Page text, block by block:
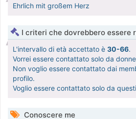
Ehrlich mit großem Herz
I criteri che dovrebbero essere
L'intervallo di età accettato è 30-66.
Vorrei essere contattato solo da
Non voglio essere contattato dai
profilo.
Voglio essere contattato solo da
Conoscere me